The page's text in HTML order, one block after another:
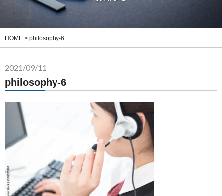
HOME > philosophy-6
2021/09/11
philosophy-6